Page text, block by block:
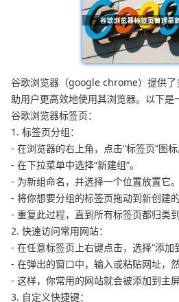
谷歌浏览器（google chrome）提供了
助用户更高效地使用其浏览器。以下是
谷歌浏览器标签页：
1. 标签页分组：
- 在浏览器的右上角，点击“标签页”图标
- 在下拉菜单中选择“新建组”。
- 为新组命名，并选择一个位置放置它。
- 将你想要分组的标签页拖动到新创建的
- 重复此过程，直到所有标签页都归类
2. 快速访问常用网站：
- 在任意标签页上右键点击，选择“添加
- 在弹出的窗口中，输入或粘贴网址，然
- 这样，你常用的网站就会被添加到主
3. 自定义快捷键：